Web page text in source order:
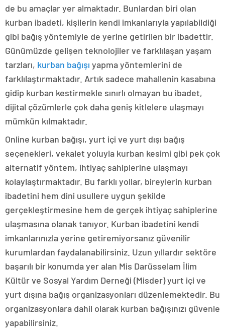
de bu amaçlar yer almaktadır. Bunlardan biri olan
kurban ibadeti, kişilerin kendi imkanlarıyla yapılabildiği
gibi bağış yöntemiyle de yerine getirilen bir ibadettir.
Günümüzde gelişen teknolojiler ve farklılaşan yaşam
tarzları, kurban bağışı yapma yöntemlerini de
farklılaştırmaktadır. Artık sadece mahallenin kasabına
gidip kurban kestirmekle sınırlı olmayan bu ibadet,
dijital çözümlerle çok daha geniş kitlelere ulaşmayı
mümkün kılmaktadır.
Online kurban bağışı, yurt içi ve yurt dışı bağış
seçenekleri, vekalet yoluyla kurban kesimi gibi pek çok
alternatif yöntem, ihtiyaç sahiplerine ulaşmayı
kolaylaştırmaktadır. Bu farklı yollar, bireylerin kurban
ibadetini hem dini usullere uygun şekilde
gerçekleştirmesine hem de gerçek ihtiyaç sahiplerine
ulaşmasına olanak tanıyor. Kurban ibadetini kendi
imkanlarınızla yerine getiremiyorsanız güvenilir
kurumlardan faydalanabilirsiniz. Uzun yıllardır sektöre
başarılı bir konumda yer alan Mis Darüsselam İlim
Kültür ve Sosyal Yardım Derneği (Misder) yurt içi ve
yurt dışına bağış organizasyonları düzenlemektedir. Bu
organizasyonlara dahil olarak kurban bağışınızı güvenle
yapabilirsiniz.